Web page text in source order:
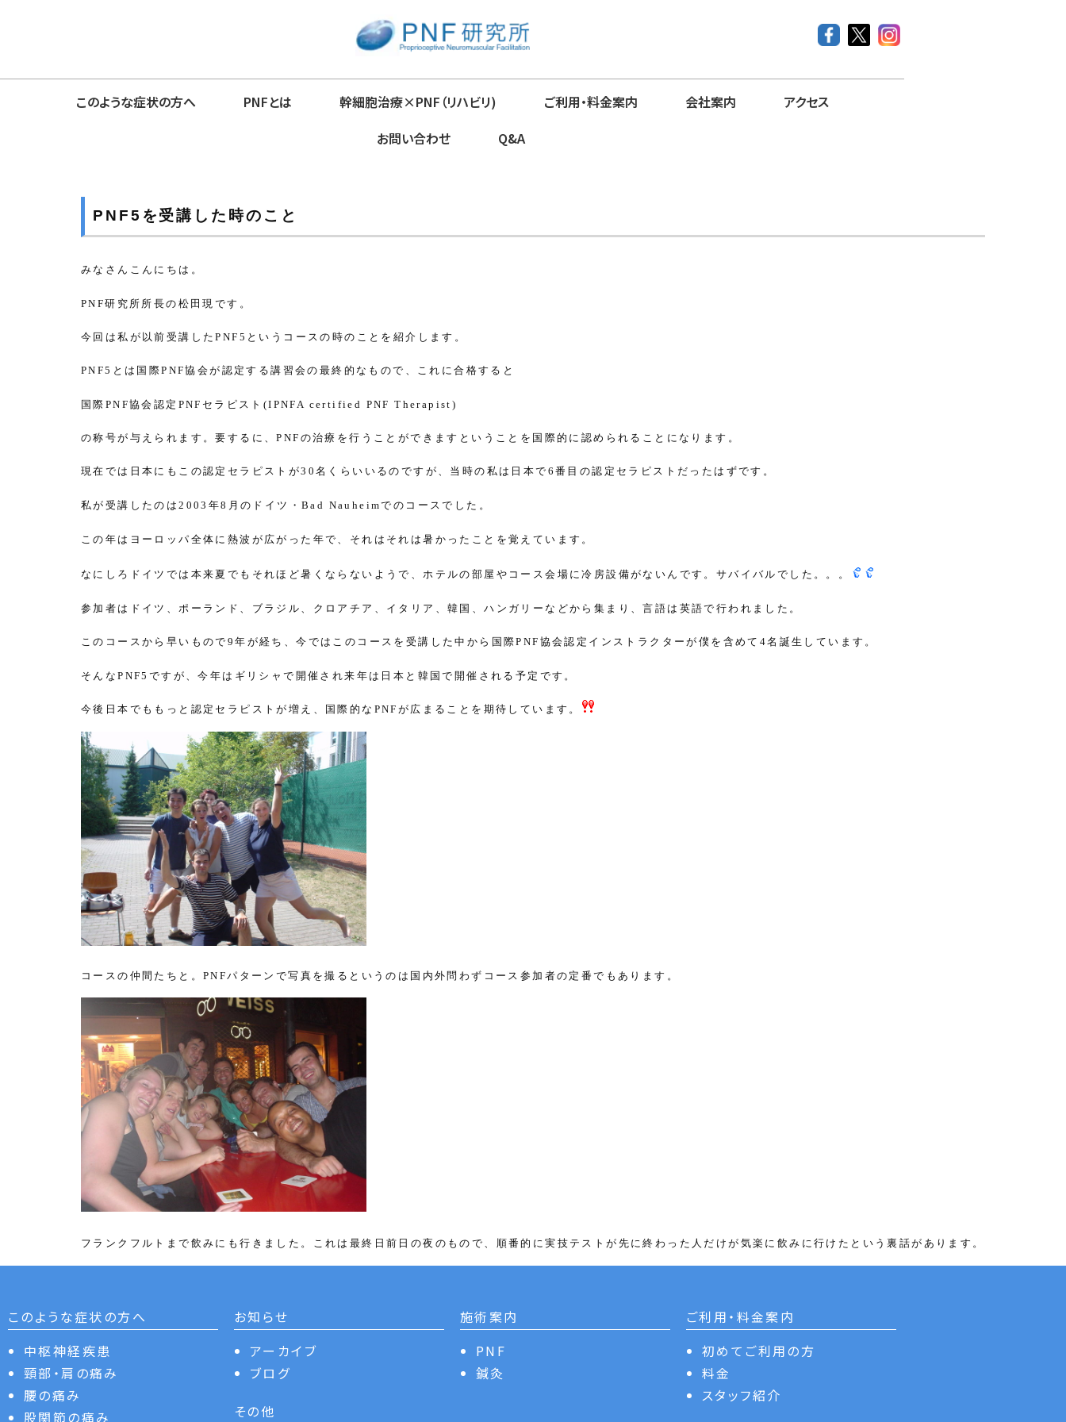
このような症状の方へ PNFとは 幹細胞治療×PNF（リハビリ) ご利用・料金案内 会社案内
アクセス
お問い合わせ
Q&A
PNF5を受講した時のこと
みなさんこんにちは。
PNF研究所所長の松田現です。
今回は私が以前受講したPNF5 というコースの時のことを紹介します。
PNF5 とは国際PNF協会が認定する講習会の最終的なもので、これに合格すると
国際 PNF協会認定 PNF セラピスト (IPNFA certified PNF Therapist)
の称号が与えられます。要するに、PNF の治療を行うことができますということを国際的に認められることになります。
現在では日本にもこの認定セラピストが30名くらいいるのですが、当時の私は日本で 6番目の認定セラピストだったはずです。
私が受講したのは2003 年8 月のドイツ・Bad Nauheimでのコースでした。
この年はヨーロッパ全体に熱波が広がった年で、それはそれは暑かったことを覚えています。
なにしろドイツでは本来夏でもそれほど暑くならないようで、ホテルの部屋やコース会場に冷房設備がないんです。サバイバルでした。。。
参加者はドイツ、ポーランド、ブラジル、クロアチア、イタリア、韓国、ハンガリーなどから集まり、言語は英語で行われました。
このコースから早いもので 9年が経ち、今ではこのコースを受講した中から国際PNF 協会認定インストラクターが僕を含めて 4名誕生しています。
そんなPNF5 ですが、今年はギリシャで開催され来年は日本と韓国で開催される予定です。
今後日本でももっと認定セラピストが増え、国際的な PNF が広まることを期待しています。
コースの仲間たちと。 PNFパターンで写真を撮るというのは国内外問わずコース参加者の定番でもあります。
フランクフルトまで飲みにも行きました。これは最終日前日の夜のもので、順番的に実技テストが先に終わった人だけが気楽に飲みに行けたという裏話があります。
このような症状の方へ
中枢神経疾患
頸部・肩の痛み
腰の痛み
股関節の痛み
お知らせ
アーカイブ
ブログ
その他
施術案内
PNF
鍼灸
ご利用・料金案内
初めてご利用の方
料金
スタッフ紹介